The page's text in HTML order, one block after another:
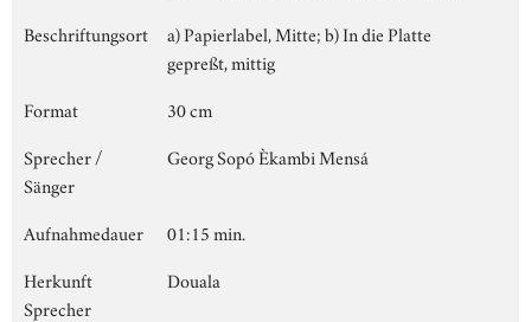
Beschriftungsort
a) Papierlabel, Mitte; b) In die Platte
gepreßt, mittig
Format
30 cm
Sprecher /
Sänger
Georg Sopó Èkambi Mensá
Aufnahmedauer
01:15 min.
Herkunft
Sprecher
Douala